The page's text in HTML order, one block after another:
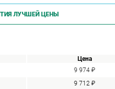
ЛУЧШЕЙ ЦЕНЫ
Цена
9 974 ₽
9 712 ₽